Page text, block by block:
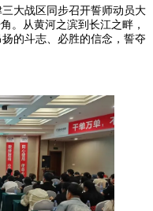
大战区同步召开誓师动员大
。从黄河之滨到长江之畔，
的斗志、必胜的信念，誓夺